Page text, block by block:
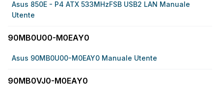
Asus 850E - P4 ATX 533MHzFSB USB2 LAN Manuale
Utente
90MB0U00-M0EAY0
Asus 90MB0U00-M0EAY0 Manuale Utente
90MB0VJ0-M0EAY0